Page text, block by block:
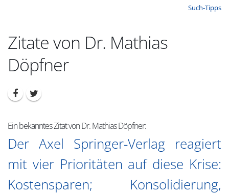
Such-Tipps
Zitate von Dr. Mathias
Döpfner
Ein bekanntes Zitat von Dr. Mathias Döpfner:
Der Axel Springer-Verlag reagiert
mit vier Prioritäten auf diese Krise:
Kostensparen; Konsolidierung,